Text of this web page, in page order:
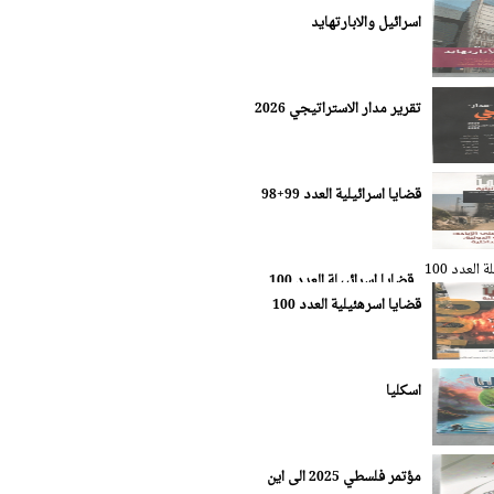
اسرائيل والابارتهايد
تقرير مدار الاستراتيجي 2026
قضايا اسرائيلية العدد 99+98
قضايا اسرائييلة العدد 100
قضايا اسرهئيلية العدد 100
اسكليا
مؤتمر فلسطي 2025 الى اين